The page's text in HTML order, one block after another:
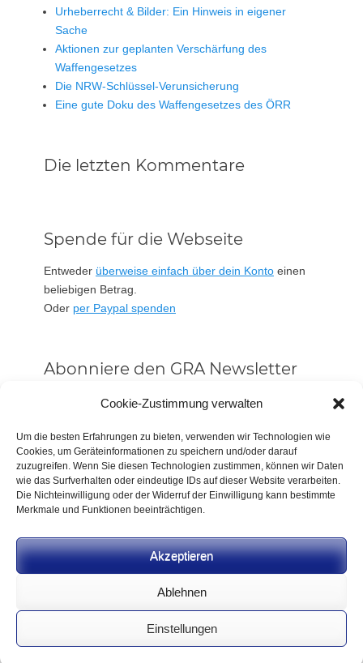
Cookie-Zustimmung verwalten
Um die besten Erfahrungen zu bieten, verwenden wir Technologien wie
Cookies, um Geräteinformationen zu speichern und/oder darauf
zuzugreifen. Wenn Sie diesen Technologien zustimmen, können wir Daten
wie das Surfverhalten oder eindeutige IDs auf dieser Website verarbeiten.
Die Nichteinwilligung oder der Widerruf der Einwilligung kann bestimmte
Merkmale und Funktionen beeinträchtigen.
Akzeptieren
Ablehnen
Einstellungen
Urheberrecht & Bilder: Ein Hinweis in eigener
Sache
Aktionen zur geplanten Verschärfung des
Waffengesetzes
Die NRW-Schlüssel-Verunsicherung
Eine gute Doku des Waffengesetzes des ÖRR
Die letzten Kommentare
Spende für die Webseite
Entweder überweise einfach über dein Konto einen
beliebigen Betrag.
Oder per Paypal spenden
Abonniere den GRA Newsletter
Vorname oder ganzer Name
Email
Alle Neuigkeiten sofort
Datenschutzerklärung.